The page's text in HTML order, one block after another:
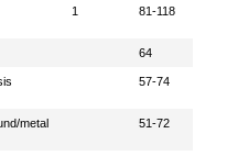
1 81-118
64
57-74
metal
51-72